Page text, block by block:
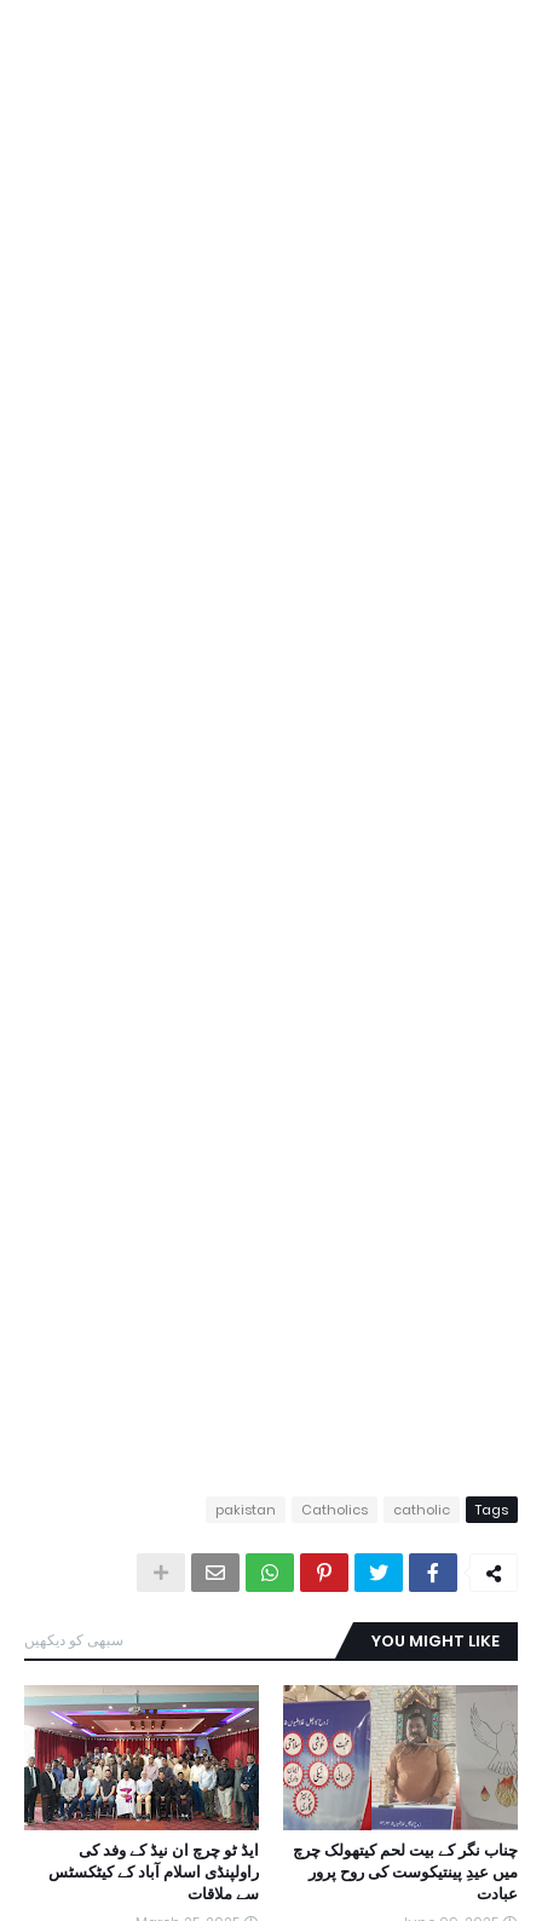
Tags
catholic
Catholics
pakistan
YOU MIGHT LIKE سبھی کو دیکھیں
چناب نگر کے بیت لحم کیتھولک چرچ
میں عیدِ پینتیکوست کی روح پرور
عبادت
ایڈ ٹو چرچ ان نیڈ کے وفد کی
راولپنڈی اسلام آباد کے کیٹکسٹس
سے ملاقات